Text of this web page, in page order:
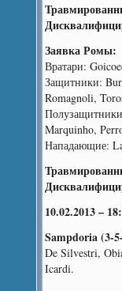
Заявка Ромы:
Вратари:
Защитники:
Romagnoli,
Marquinho,
Нападающие:
10.02.2013 –
Sampdoria (3-
De Silvestri,
Icardi.